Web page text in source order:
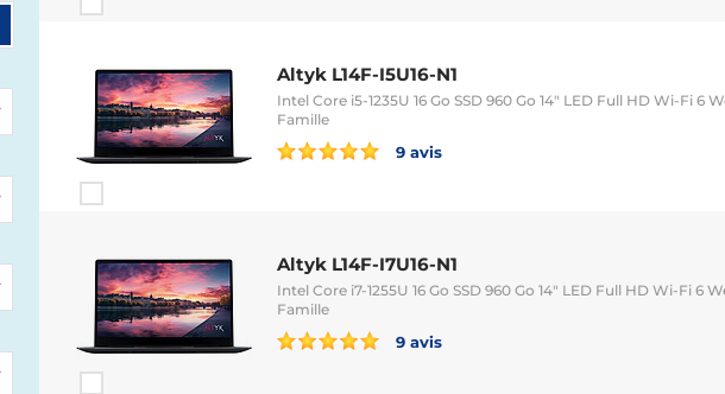
Altyk L14F-I5U16-N1
Intel Core i5-1235U 16 Go SSD 960 Go 14" LED Full HD Wi-Fi 6
Famille
9 avis
Altyk L14F-I7U16-N1
Intel Core i7-1255U 16 Go SSD 960 Go 14" LED Full HD Wi-Fi 6
Famille
9 avis